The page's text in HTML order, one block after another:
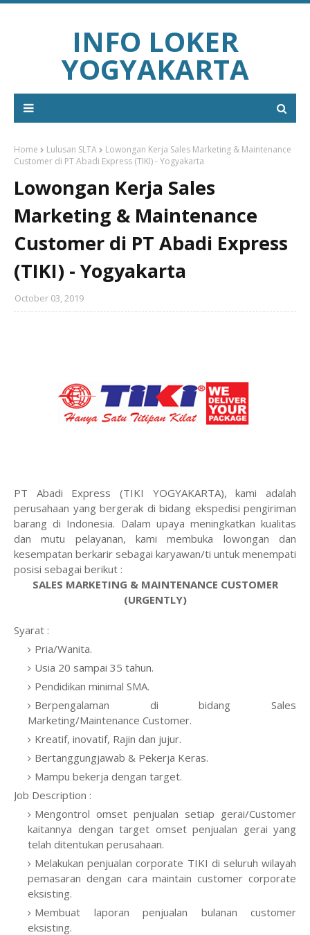
INFO LOKER
YOGYAKARTA
Home Lulusan SLTA
Lowongan Kerja Sales Marketing & Maintenance
Customer di PT Abadi Express (TIKI) - Yogyakarta
Lowongan Kerja Sales
Marketing & Maintenance
Customer di PT Abadi Express
(TIKI) - Yogyakarta
October 03, 2019
PT Abadi Express (TIKI YOGYAKARTA), kami adalah
perusahaan yang bergerak di bidang ekspedisi pengiriman
barang di Indonesia. Dalam upaya meningkatkan kualitas
dan mutu pelayanan, kami membuka lowongan dan
kesempatan berkarir sebagai karyawan/ti untuk menempati
posisi sebagai berikut :
SALES MARKETING & MAINTENANCE CUSTOMER
(URGENTLY)
Syarat :
Pria/Wanita.
Usia 20 sampai 35 tahun.
Pendidikan minimal SMA.
Berpengalaman di bidang Sales
Marketing/Maintenance Customer.
Kreatif, inovatif, Rajin dan jujur.
Bertanggungjawab & Pekerja Keras.
Mampu bekerja dengan target.
Job Description :
Mengontrol omset penjualan setiap gerai/Customer
kaitannya dengan target omset penjualan gerai yang
telah ditentukan perusahaan.
Melakukan penjualan corporate TIKI di seluruh wilayah
pemasaran dengan cara maintain customer corporate
eksisting.
Membuat laporan penjualan bulanan customer
eksisting.